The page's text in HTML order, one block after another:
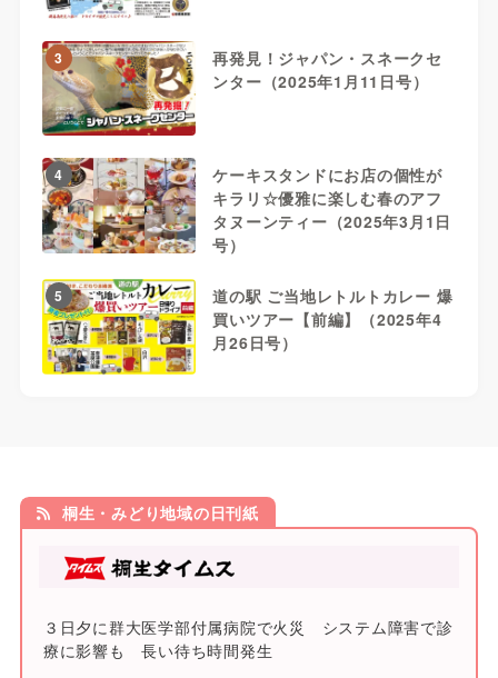
3
再発見！ジャパン・スネークセ
ンター（2025年1月11日号）
4
ケーキスタンドにお店の個性が
キラリ☆優雅に楽しむ春のアフ
タヌーンティー（2025年3月1日
号）
5
道の駅 ご当地レトルトカレー 爆
買いツアー【前編】（2025年4
月26日号）
桐生・みどり地域の日刊紙
３日夕に群大医学部付属病院で火災 システム障害で診
療に影響も 長い待ち時間発生